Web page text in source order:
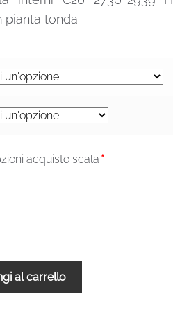
attuale
è:
pianta tonda
acquisto scala *
al carrello